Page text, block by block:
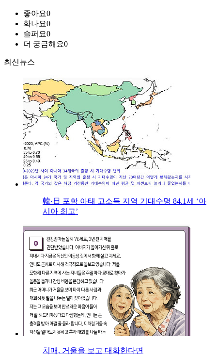
좋아요0
화나요0
슬퍼요0
더 궁금해요0
최신뉴스
韓·日 포함 아태 고소득 지역 기대수명 84.1세 ‘아
시아 최고’
치매, 거울을 보고 대화한다면